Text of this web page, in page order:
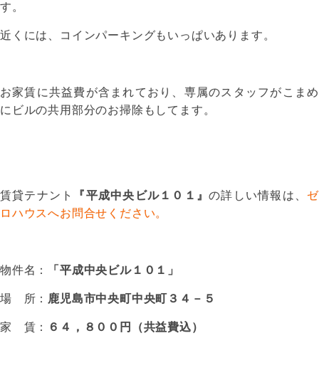
す。
近くには、コインパーキングもいっぱいあります。
お家賃に共益費が含まれており、専属のスタッフがこまめ
にビルの共用部分のお掃除もしてます。
賃貸テナント 『平成中央ビル１０１』の詳しい情報は、 ゼ
ロハウスへお問合せください。
物件名： 「平成中央ビル１０１」
場 所： 鹿児島市中央町中央町３４－５
家 賃： ６４，８００円（共益費込）